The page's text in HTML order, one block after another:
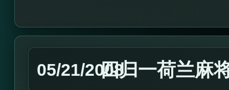
05/21/2008四归一荷兰麻